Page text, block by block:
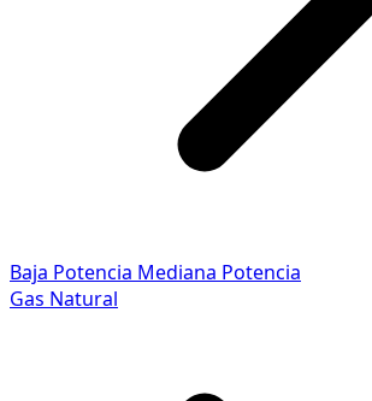
Baja Potencia Mediana Potencia
Gas Natural